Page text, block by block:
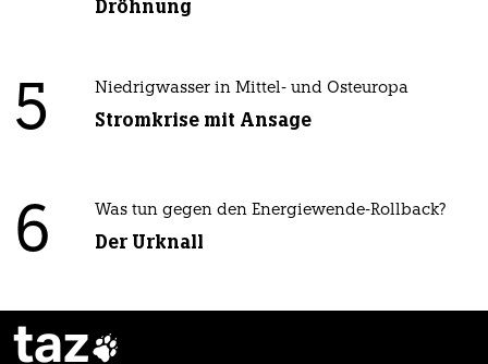
Dröhnung
5 Niedrigwasser in Mittel- und Osteuropa
Stromkrise mit Ansage
6 Was tun gegen den Energiewende-Rollback?
Der Urknall
taz